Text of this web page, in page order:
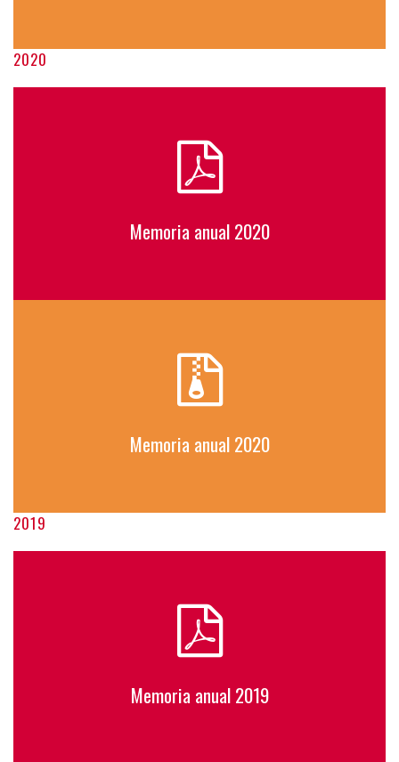
2020
Memoria anual 2020
Memoria anual 2020
2019
Memoria anual 2019